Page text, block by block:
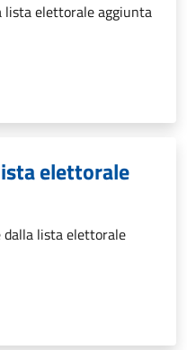
lista elettorale aggiunta
elettorale
dalla lista elettorale